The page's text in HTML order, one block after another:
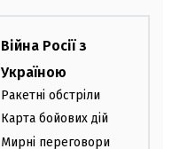
Війна Росії з
Україною
Ракетні обстріли
Карта бойових дій
Мирні переговори